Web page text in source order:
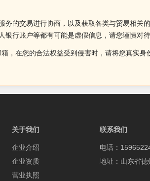
的交易进行协商，以及获取各类与贸易相
行账户等都有可能是虚假信息，请您谨慎对
，在您的合法权益受到侵害时，请将您真实
关于我们
企业介绍
企业资质
营业执照
联系我们
电话：
地址：山东省